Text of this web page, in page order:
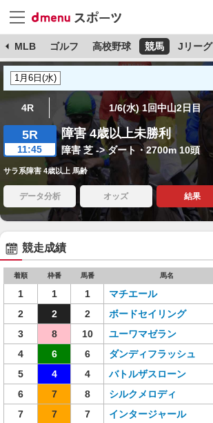
MLB ゴルフ 高校野球 競馬 Jリーグ
4R 1/6(水) 1回中山2日目
5R
11:45
障害 4歳以上未勝利
障害 芝 -> ダート・2700m 10頭
サラ系障害 4歳以上 馬齢
データ分析 オッズ 結果
競走成績
着順 枠番 馬番 馬名
1 1 1 マチエール
2
2 2 ボードセイリング
3
8 10 ユーワマゼラン
4
6 6 ダンディフラッシュ
5
4 4 バトルザスローン
6
7 8 シルクメロディ
7
7 7 インタージャール